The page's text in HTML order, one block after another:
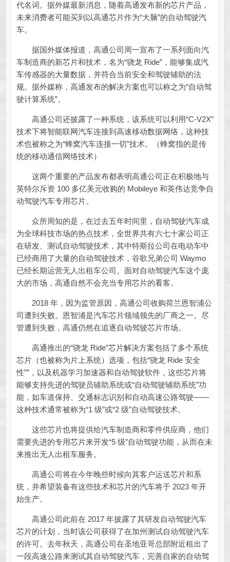
代名词。据外媒最新消息，随着高通发布新的芯片产品，
未来消费者可能买到以高通芯片作为“大脑”的自动驾驶汽
车。
据国外媒体报道，高通公司周一宣布了一系列面向汽
车制造商的新芯片和技术，名为“骁龙 Ride”，能够集成汽
车传感器的大量数据，并符合当前安全和驾驶辅助的法
规。据外媒称，高通发布的解决方案也可以称之为“自动驾
驶计算系统”。
高通公司还披露了一种系统，该系统可以利用“C-V2X”
技术下将智能联网汽车连接到高速移动数据网络，这种技
术也被称之为“蜂窝汽车连接一切”技术。（蜂窝指的是传
统的移动通信网络技术）
这两个重要的产品发布都表明高通公司正在积极地与
英特尔斥资 100 多亿美元收购的 Mobileye 和英伟达竞争自
动驾驶汽车专用芯片。
众所周知的是，在过去五年时间里，自动驾驶汽车成
为全球科技市场的热点技术，全世界共有六七十家公司正
在研发、测试自动驾驶技术，其中特斯拉公司在电动车中
已经商用了大量的自动驾驶技术，谷歌兄弟公司 Waymo
已经长期运营无人出租车公司。面对自动驾驶汽车这个庞
大的市场，高通自然不会充当专用芯片的看客。
2018 年，因为监管原因，高通公司收购荷兰恩智浦公
司遭到失败。恩智浦是汽车芯片领域领先的厂商之一。尽
管遭到失败，高通仍然在追逐自动驾驶芯片市场。
高通推出的“骁龙 Ride”芯片解决方案包括了多个系统
芯片（也被称为片上系统）选项，包括“骁龙 Ride 安全
性””，以及机器学习加速器和自动驾驶软件，这些芯片将
能够支持先进的驾驶员辅助系统或“自动驾驶辅助系统”功
能，如车道保持、交通标志识别和自动高速公路驾驶——
这种技术通常被称为“1 级”或“2 级”自动驾驶技术。
这些芯片也将提供给汽车制造商和零件供应商，他们
需要先进的专用芯片来开发“5 级”自动驾驶功能，从而在未
来推出无人出租车服务。
高通公司将在今年晚些时候向其客户运送芯片和系
统，并希望装备有这些技术和芯片的汽车将于 2023 年开
始生产。
高通公司此前在 2017 年披露了其研发自动驾驶汽车
芯片的计划，当时该公司获得了在加州测试自动驾驶汽车
的许可。去年秋天，高通公司在圣地亚哥总部附近租出了
一段高速公路来测试其自动驾驶汽车，完善自家的自动驾